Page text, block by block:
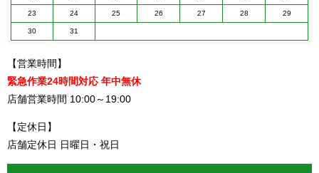
23 24 25 26 27 28 29
30 31
【営業時間】
緊急作業24時間対応 年中無休
店舗営業時間 10:00～19:00
【定休日】
店舗定休日 日曜日・祝日